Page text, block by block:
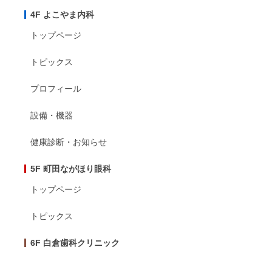
4F よこやま内科
トップページ
トピックス
プロフィール
設備・機器
健康診断・お知らせ
5F 町田ながほり眼科
トップページ
トピックス
6F 白倉歯科クリニック